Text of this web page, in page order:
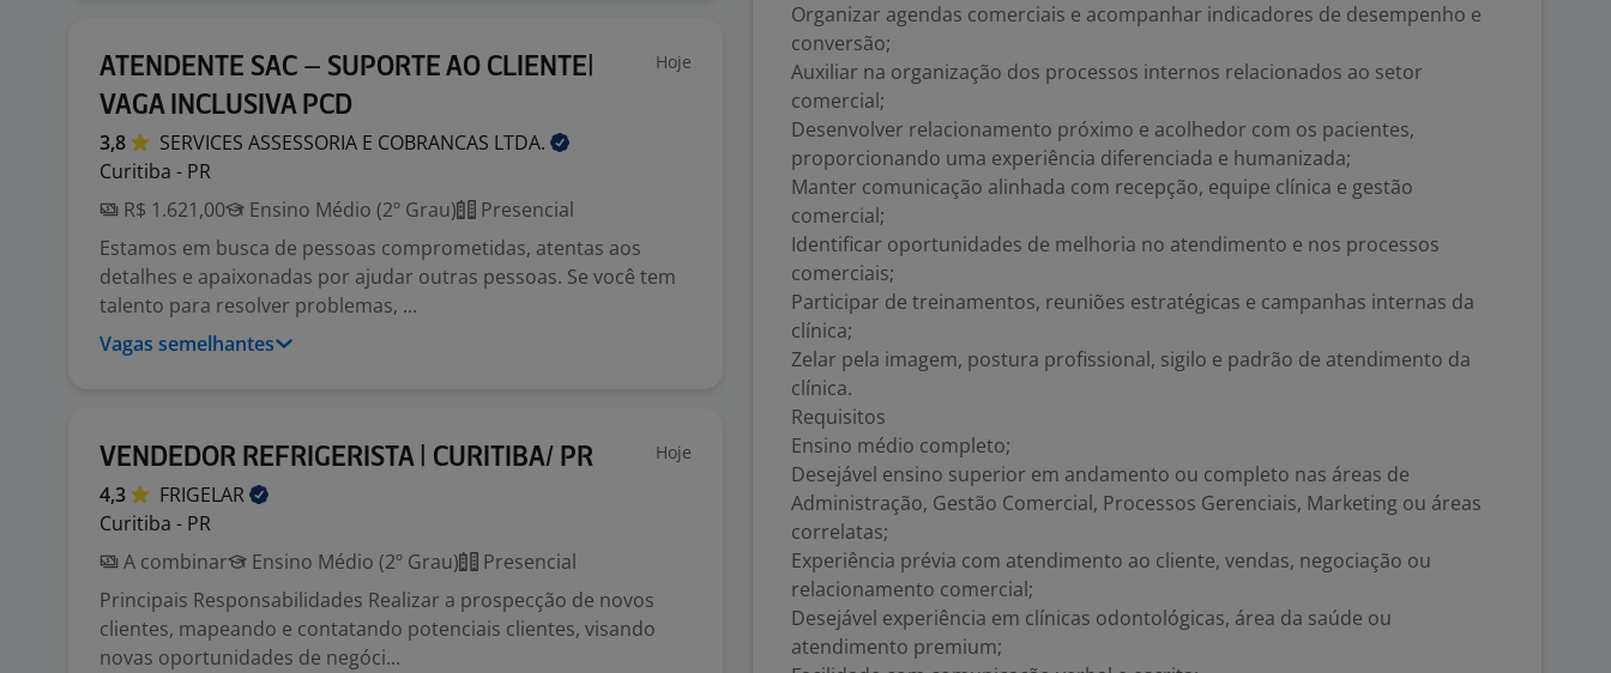
ATENDENTE SAC – SUPORTE AO CLIENTE|
VAGA INCLUSIVA PCD
Hoje
3,8 SERVICES ASSESSORIA E COBRANCAS LTDA.
Curitiba - PR
R$ 1.621,00
Ensino Médio (2º Grau)
Presencial
Estamos em busca de pessoas comprometidas, atentas aos
detalhes e apaixonadas por ajudar outras pessoas. Se você tem
talento para resolver problemas, ...
Vagas semelhantes
VENDEDOR REFRIGERISTA | CURITIBA/ PR Hoje
4,3
FRIGELAR
Curitiba - PR
A combinar
Ensino Médio (2º Grau)
Presencial
Principais Responsabilidades Realizar a prospecção de novos
clientes, mapeando e contatando potenciais clientes, visando
novas oportunidades de negóci...
Organizar agendas comerciais e acompanhar indicadores de desempenho e
conversão;
Auxiliar na organização dos processos internos relacionados ao setor
comercial;
Desenvolver relacionamento próximo e acolhedor com os pacientes,
proporcionando uma experiência diferenciada e humanizada;
Manter comunicação alinhada com recepção, equipe clínica e gestão
comercial;
Identificar oportunidades de melhoria no atendimento e nos processos
comerciais;
Participar de treinamentos, reuniões estratégicas e campanhas internas da
clínica;
Zelar pela imagem, postura profissional, sigilo e padrão de atendimento da
clínica.
Requisitos
Ensino médio completo;
Desejável ensino superior em andamento ou completo nas áreas de
Administração, Gestão Comercial, Processos Gerenciais, Marketing ou áreas
correlatas;
Experiência prévia com atendimento ao cliente, vendas, negociação ou
relacionamento comercial;
Desejável experiência em clínicas odontológicas, área da saúde ou
atendimento premium;